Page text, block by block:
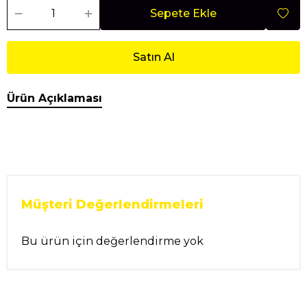
Sepete Ekle
Satın Al
Ürün Açıklaması
Müşteri Değerlendirmeleri
Bu ürün için değerlendirme yok